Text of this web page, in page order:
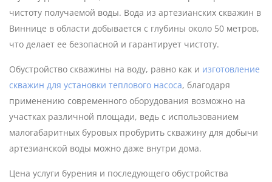
чистоту получаемой воды. Вода из артезианских скважин в
Виннице в области добывается с глубины около 50 метров,
что делает ее безопасной и гарантирует чистоту.
Обустройство скважины на воду, равно как и изготовление
скважин для установки теплового насоса, благодаря
применению современного оборудования возможно на
участках различной площади, ведь с использованием
малогабаритных буровых пробурить скважину для добычи
артезианской воды можно даже внутри дома.
Цена услуги бурения и последующего обустройства